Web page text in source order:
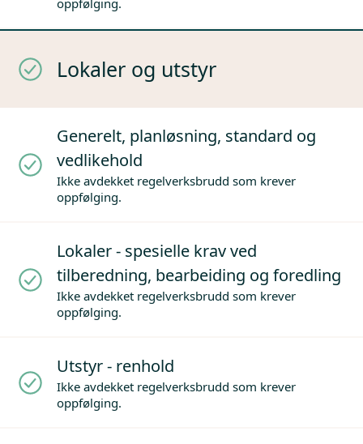
oppfølging.
Lokaler og utstyr
Generelt, planløsning, standard og
vedlikehold
Ikke avdekket regelverksbrudd som krever
oppfølging.
Lokaler - spesielle krav ved
tilberedning, bearbeiding og foredling
Ikke avdekket regelverksbrudd som krever
oppfølging.
Utstyr - renhold
Ikke avdekket regelverksbrudd som krever
oppfølging.